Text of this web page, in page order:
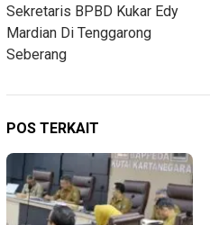
Sekretaris BPBD Kukar Edy
Mardian Di Tenggarong
Seberang
POS TERKAIT